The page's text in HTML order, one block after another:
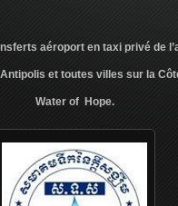
aéroport en taxi privé de
et toutes villes sur la
Water of Hope.